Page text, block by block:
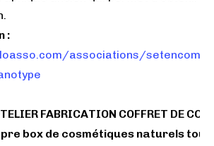
:
associations/
FABRICATION COFFRET DE
box de cosmétiques naturels tout